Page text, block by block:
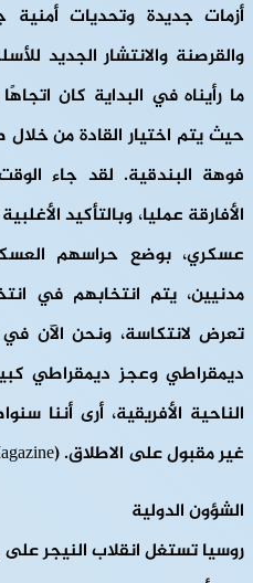
أزمات جديدة وتحديات أمنية
والقرصنة والانتشار الجديد
ما رأيناه في البداية كان
حيث يتم اختيار القادة من
فوهة البندقية. لقد جاء
الأفارقة عمليا، وبالتأكيد
عسكري، بوضع حراسهم
مدنيين، يتم انتخابهم في
تعرض لانتكاسة، ونحن الآن
ديمقراطي وعجز ديمقراطي
الناحية الأفريقية، أرى أننا
غير مقبول على الاطلاق. (New Africa Magazine)
الشؤون الدولية
روسيا تستغل انقلاب النيجر